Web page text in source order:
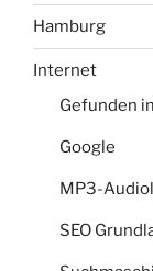
Hamburg
Internet
Gefunden
Google
MP3-
SEO